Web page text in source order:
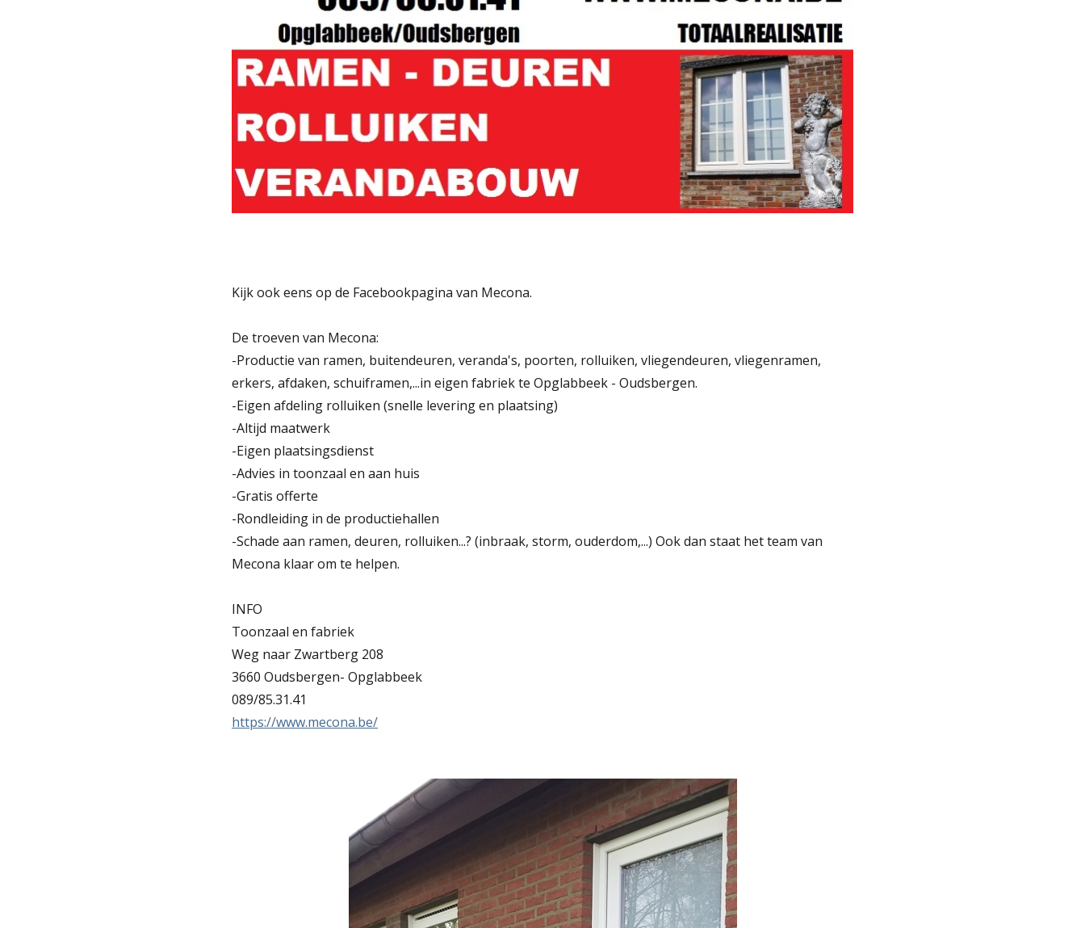
Kijk ook eens op de Facebookpagina van Mecona.
De troeven van Mecona:
-Productie van ramen, buitendeuren, veranda's, poorten, rolluiken, vliegendeuren, vliegenramen,
erkers, afdaken, schuiframen,...in eigen fabriek te Opglabbeek - Oudsbergen.
-Eigen afdeling rolluiken (snelle levering en plaatsing)
-Altijd maatwerk
-Eigen plaatsingsdienst
-Advies in toonzaal en aan huis
-Gratis offerte
-Rondleiding in de productiehallen
-Schade aan ramen, deuren, rolluiken...? (inbraak, storm, ouderdom,...) Ook dan staat het team van
Mecona klaar om te helpen.
INFO
Toonzaal en fabriek
Weg naar Zwartberg 208
3660 Oudsbergen- Opglabbeek
089/85.31.41
https://www.mecona.be/